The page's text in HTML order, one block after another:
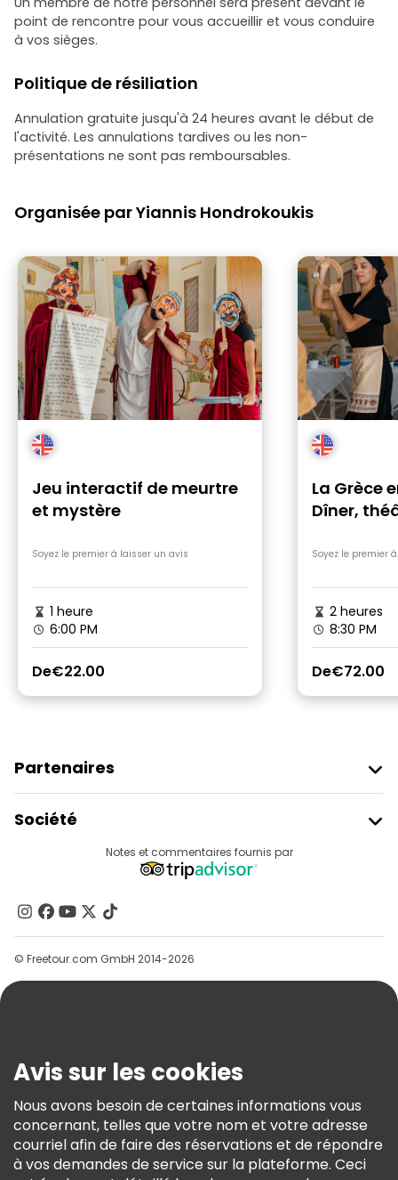
point de rencontre pour vous accueillir et vous conduire
à vos sièges.
Politique de résiliation
Annulation gratuite jusqu'à 24 heures avant le début de
l'activité. Les annulations tardives ou les non-
présentations ne sont pas remboursables.
Organisée par Yiannis Hondrokoukis
Jeu interactif de meurtre
et mystère
Soyez le premier à laisser un avis
1 heure
6:00 PM
De€22.00
La Grèce
Dîner,
Soyez le premier
2 heures
8:30 PM
De€72.00
Partenaires
Connexion Du Fournisseur
Programme D’affiliation
Société
Contactez-Nous
Groupes
Aide
Conditions Générales Et Mentions Légales
Politique En Matière De Cookies
Freetour Prix
Programme De Fidélité
Notes et commentaires fournis par
© Freetour.com GmbH 2014-2026
Avis sur les cookies
Nous avons besoin de certaines informations vous
concernant, telles que votre nom et votre adresse
courriel afin de faire des réservations et de répondre
à vos demandes de service sur la plateforme. Ceci